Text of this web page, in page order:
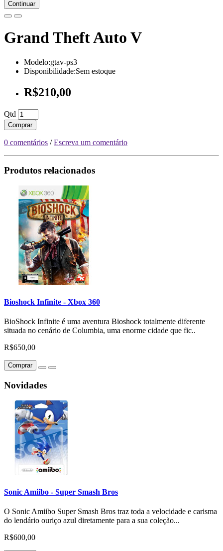
Continuar
Grand Theft Auto V
Modelo:gtav-ps3
Disponibilidade:Sem estoque
R$210,00
Qtd
Comprar
0 comentários /Escreva um comentário
Produtos relacionados
Bioshock Infinite - Xbox 360
BioShock Infinite é uma aventura Bioshock totalmente diferente
situada no cenário de Columbia, uma enorme cidade que fic..
R$650,00
Comprar
Novidades
Sonic Amiibo - Super Smash Bros
O Sonic Amiibo Super Smash Bros traz toda a velocidade e carisma
do lendário ouriço azul diretamente para a sua coleção...
R$600,00